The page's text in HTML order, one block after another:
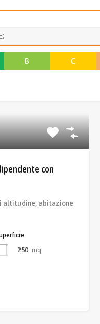
B C
con
altitudine, abitazione
250 mq